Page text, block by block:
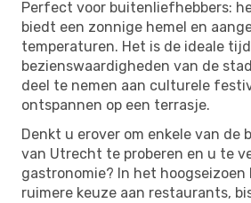
Perfect voor buitenliefhebbers:
biedt een zonnige hemel en
temperaturen. Het is de ideale
bezienswaardigheden van de
deel te nemen aan culturele
ontspannen op een terrasje.
Denkt u erover om enkele van de
van Utrecht te proberen en u te
gastronomie? In het
ruimere keuze aan restaurants,